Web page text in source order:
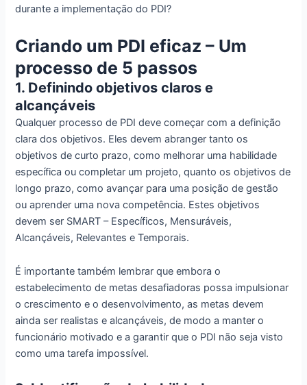
durante a implementação do PDI?
Criando um PDI eficaz – Um
processo de 5 passos
1. Definindo objetivos claros e
alcançáveis
Qualquer processo de PDI deve começar com a definição
clara dos objetivos. Eles devem abranger tanto os
objetivos de curto prazo, como melhorar uma habilidade
específica ou completar um projeto, quanto os objetivos de
longo prazo, como avançar para uma posição de gestão
ou aprender uma nova competência. Estes objetivos
devem ser SMART – Específicos, Mensuráveis,
Alcançáveis, Relevantes e Temporais.
É importante também lembrar que embora o
estabelecimento de metas desafiadoras possa impulsionar
o crescimento e o desenvolvimento, as metas devem
ainda ser realistas e alcançáveis, de modo a manter o
funcionário motivado e a garantir que o PDI não seja visto
como uma tarefa impossível.